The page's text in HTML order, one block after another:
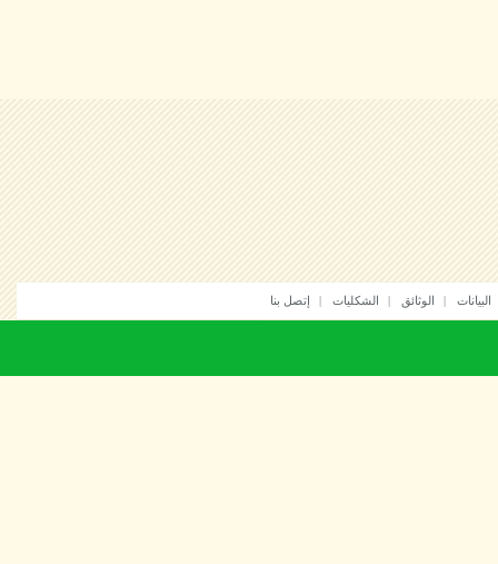
الوثائق الشكليات إتصل بنا